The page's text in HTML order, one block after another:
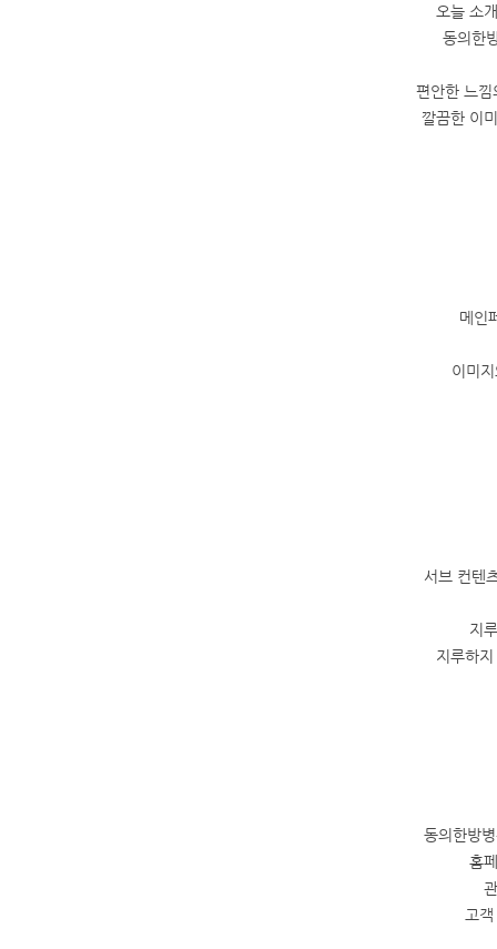
오늘 소
동의한
편안한 느
깔끔한 이
메인
이미
서브 컨텐
지
지루하
동의한방
홈
고